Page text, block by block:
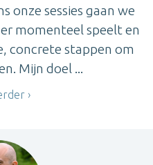
onze sessies gaan we
momenteel speelt en
concrete stappen om
Mijn doel ...